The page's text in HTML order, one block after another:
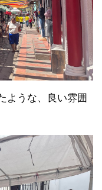
ような、良い雰囲